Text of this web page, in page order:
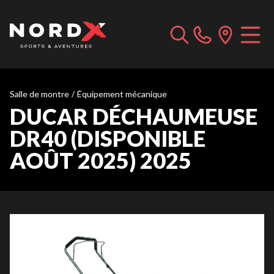
Salle de montre / Équipement mécanique
DUCAR DÉCHAUMEUSE
DR40 (DISPONIBLE
AOÛT 2025) 2025